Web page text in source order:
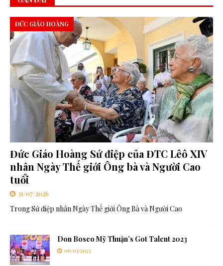
Đức Giáo Hoàng Sứ điệp của ĐTC Lêô XIV
nhân Ngày Thế giới Ông bà và Người Cao
tuổi
ĐỨC GIÁO HOÀNG
31/07/2026
Trong Sứ điệp nhân Ngày Thế giới Ông Bà và Người Cao
Don Bosco Mỹ Thuận’s Got Talent 2023
06/03/2023